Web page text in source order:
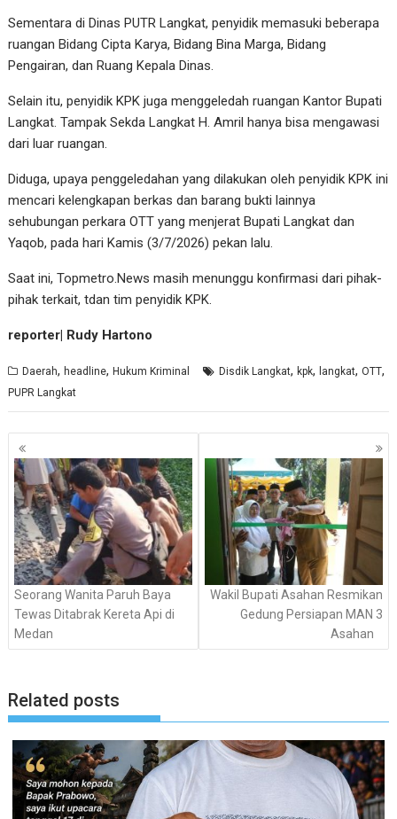
Sementara di Dinas PUTR Langkat, penyidik memasuki beberapa
ruangan Bidang Cipta Karya, Bidang Bina Marga, Bidang
Pengairan, dan Ruang Kepala Dinas.
Selain itu, penyidik KPK juga menggeledah ruangan Kantor Bupati
Langkat. Tampak Sekda Langkat H. Amril hanya bisa mengawasi
dari luar ruangan.
Diduga, upaya penggeledahan yang dilakukan oleh penyidik KPK ini
mencari kelengkapan berkas dan barang bukti lainnya
sehubungan perkara OTT yang menjerat Bupati Langkat dan
Yaqob, pada hari Kamis (3/7/2026) pekan lalu.
Saat ini, Topmetro.News masih menunggu konfirmasi dari pihak-
pihak terkait, tdan tim penyidik KPK.
reporter| Rudy Hartono
Daerah,headline,Hukum Kriminal Disdik Langkat,kpk, langkat,OTT,
PUPR Langkat
Navigasi
pos
Seorang Wanita Paruh Baya
Tewas Ditabrak Kereta Api di
Medan
Wakil Bupati Asahan Resmikan
Gedung Persiapan MAN 3
Asahan
Related posts